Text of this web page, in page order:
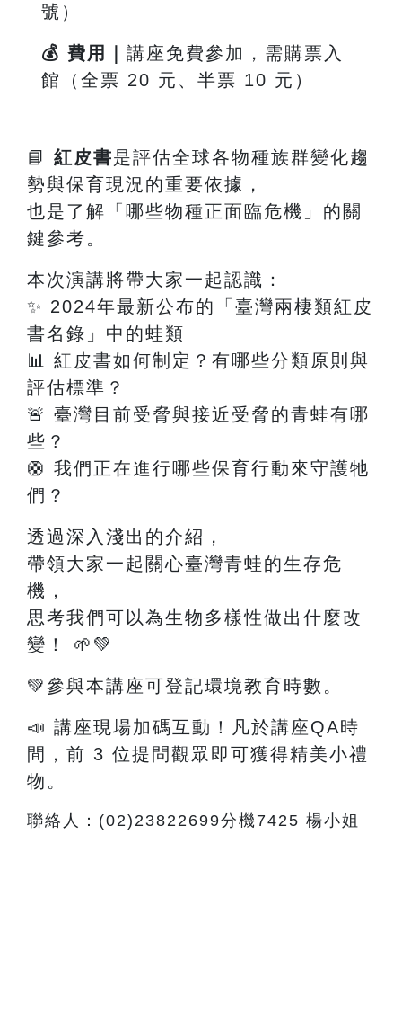
號）
💰 費用｜ 講座免費參加，需購票入
館（全票 20 元、半票 10 元）
📘 紅皮書是評估全球各物種族群變化趨
勢與保育現況的重要依據，
也是了解「哪些物種正面臨危機」的關
鍵參考。
本次演講將帶大家一起認識：
✨ 2024年最新公布的「臺灣兩棲類紅皮
書名錄」中的蛙類
📊
紅皮書如何制定？有哪些分類原則與
評估標準？
🚨 臺灣目前受脅與接近受脅的青蛙有哪
些？
🛟 我們正在進行哪些保育行動來守護牠
們？
透過深入淺出的介紹，
帶領大家一起關心臺灣青蛙的生存危
機，
思考我們可以為生物多樣性做出什麼改
變！ 🌱💚
💚參與本講座可登記環境教育時數。
📣 講座現場加碼互動！凡於講座QA時
間，前 3 位提問觀眾即可獲得精美小禮
物。
聯絡人：(02)23822699分機7425 楊小姐